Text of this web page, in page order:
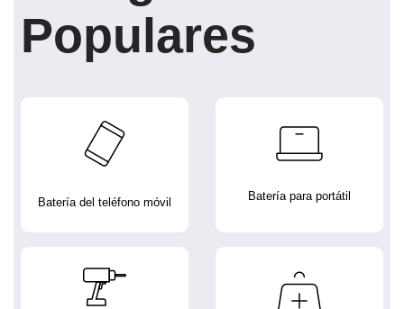
Populares
Batería del teléfono móvil Batería para portátil